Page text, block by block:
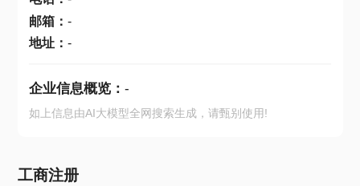
邮箱： -
地址： -
企业信息概览： -
如上信息由AI大模型全网搜索生成，请甄别使用!
工商注册